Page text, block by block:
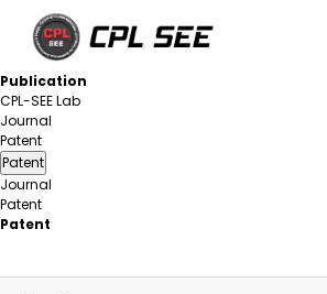
Publication
CPL-SEE Lab
Journal
Patent
Patent
Journal
Patent
Patent